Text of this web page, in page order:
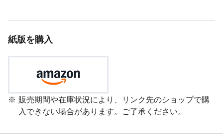
紙版を購入
販売期間や在庫状況により、リンク先のショップで購
入できない場合があります。ご了承ください。